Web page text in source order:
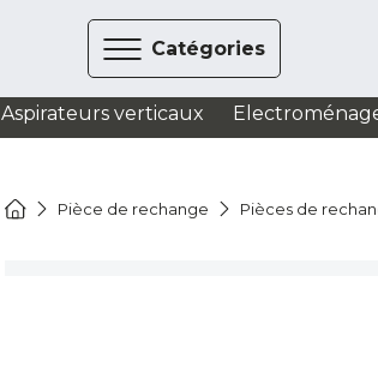
Catégories
Aspirateurs verticaux
Pièce de rechange Pièces de